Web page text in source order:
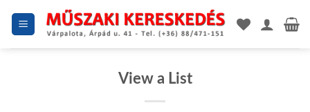
View a List